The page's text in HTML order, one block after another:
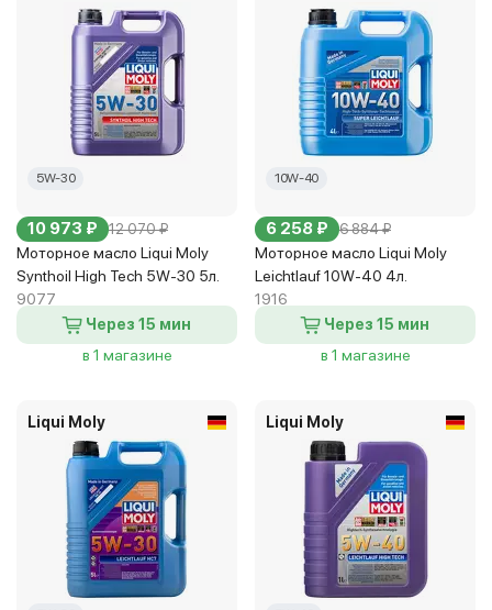
5W-30
10 973 ₽ 12 070 ₽
Моторное масло Liqui Moly
Synthoil High Tech 5W-30 5л.
9077
Через 15 мин
в 1 магазине
10W-40
6 258 ₽ 6 884 ₽
Моторное масло Liqui Moly
Leichtlauf 10W-40 4л.
1916
Через 15 мин
в 1 магазине
Liqui Moly Liqui Moly